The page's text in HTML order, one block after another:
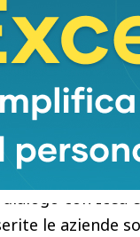
ad
dare
e forza
Milano Unica
di essere
Crp e i relativi
con Icea
le aziende